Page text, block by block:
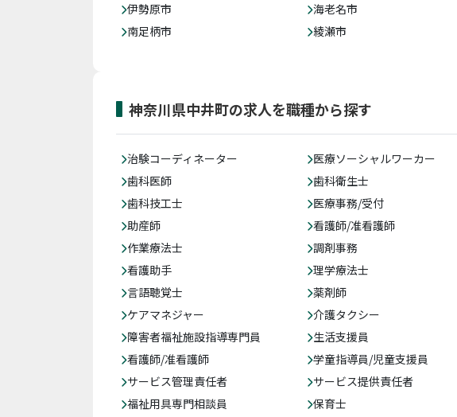
伊勢原市
海老名市
南足柄市
綾瀬市
神奈川県中井町の求人を職種から探す
治験コーディネーター 医療ソーシャルワーカー
歯科医師
歯科衛生士
歯科技工士
医療事務/受付
助産師
看護師/准看護師
作業療法士
調剤事務
看護助手
理学療法士
言語聴覚士
薬剤師
ケアマネジャー
介護タクシー
障害者福祉施設指導専門員
生活支援員
看護師/准看護師
学童指導員/児童支援員
サービス管理責任者
サービス提供責任者
福祉用具専門相談員
保育士